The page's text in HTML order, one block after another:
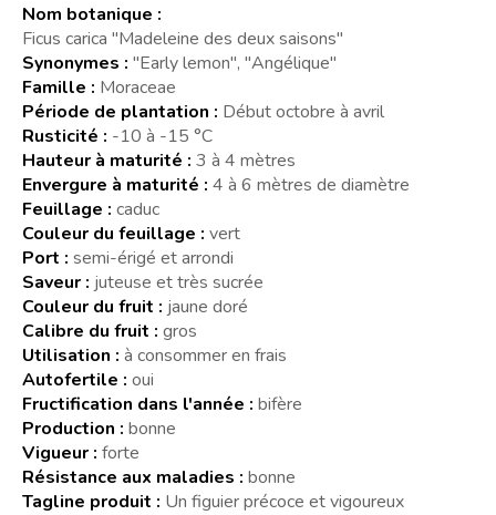
Nom botanique :
Ficus carica "Madeleine des deux saisons"
Synonymes : "Early lemon", "Angélique"
Famille : Moraceae
Période de plantation : Début octobre à avril
Rusticité : -10 à -15 °C
Hauteur à maturité : 3 à 4 mètres
Envergure à maturité : 4 à 6 mètres de diamètre
Feuillage : caduc
Couleur du feuillage : vert
Port : semi-érigé et arrondi
Saveur : juteuse et très sucrée
Couleur du fruit : jaune doré
Calibre du fruit : gros
Utilisation : à consommer en frais
Autofertile : oui
Fructification dans l'année : bifère
Production : bonne
Vigueur : forte
Résistance aux maladies : bonne
Tagline produit : Un figuier précoce et vigoureux